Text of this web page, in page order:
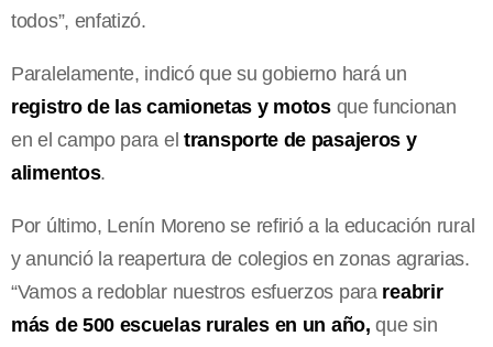
todos”, enfatizó.
Paralelamente, indicó que su gobierno hará un
registro de las camionetas y motosque funcionan
en el campo para el transporte de pasajeros y
alimentos.
Por último, Lenín Moreno se refirió a la educación rural
y anunció la reapertura de colegios en zonas agrarias.
“Vamos a redoblar nuestros esfuerzos para reabrir
más de 500 escuelas rurales en un año,que sin